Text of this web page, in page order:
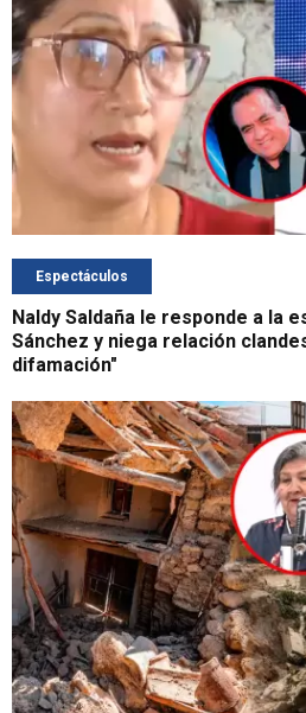
Espectáculos
Naldy Saldaña le responde a la
Sánchez y niega relación
difamación"